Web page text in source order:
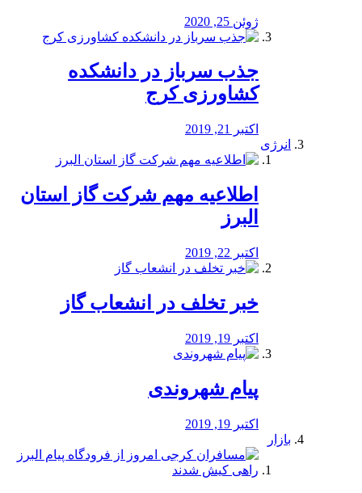
ژوئن 25, 2020
جذب سرباز در دانشکده
کشاورزی کرج
اکتبر 21, 2019
انرژی
️اطلاعیه مهم شرکت گاز استان
البرز
اکتبر 22, 2019
خبر تخلف در انشعاب گاز
اکتبر 19, 2019
پیام شهروندی
اکتبر 19, 2019
بازار